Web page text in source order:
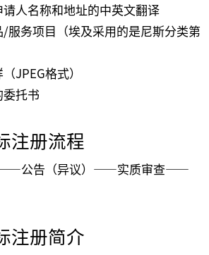
人名称和地址的中英文翻译
服务项目（埃及采用的是尼斯分类第
JPEG格式）
托书
注册流程
公告（异议）——实质审查——
注册简介